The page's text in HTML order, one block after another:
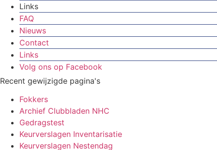
Links
FAQ
Nieuws
Contact
Links
Volg ons op Facebook
Recent gewijzigde pagina's
Fokkers
Archief Clubbladen NHC
Gedragstest
Keurverslagen Inventarisatie
Keurverslagen Nestendag